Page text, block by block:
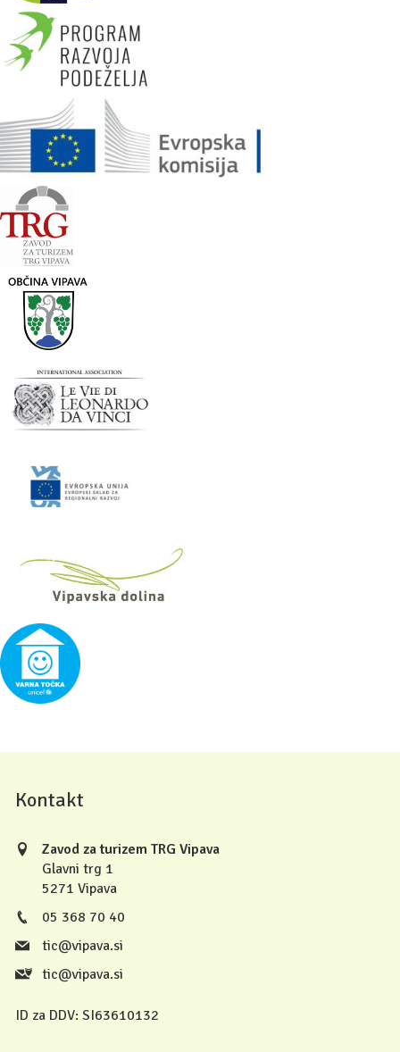
Kontakt
Zavod za turizem TRG Vipava
Glavni trg 1
5271 Vipava
05 368 70 40
tic@vipava.si
tic@vipava.si
ID za DDV: SI63610132